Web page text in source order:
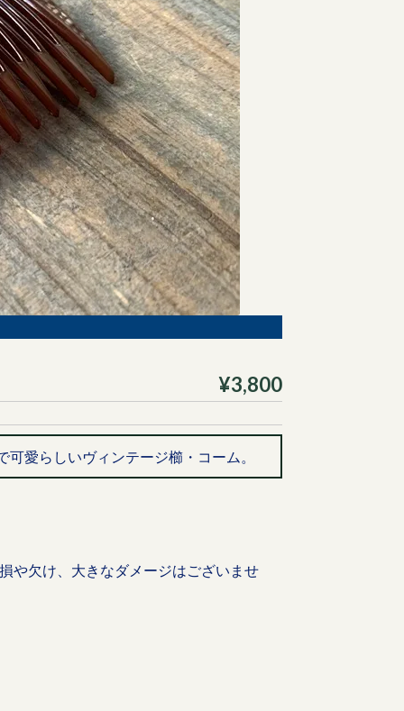
¥3,800
愛らしいヴィンテージ櫛・コーム。
や欠け、大きなダメージはございませ